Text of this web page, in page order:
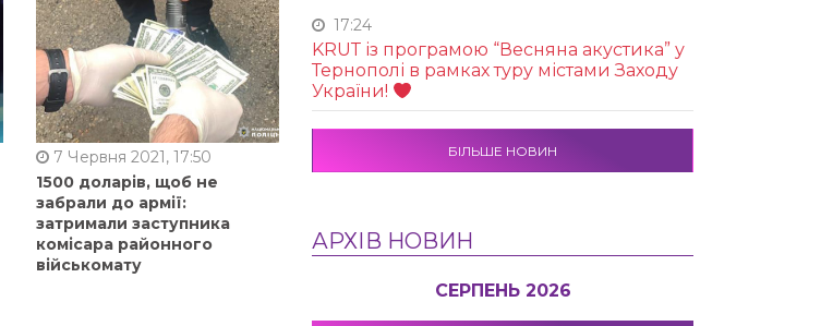
7 Червня 2021, 17:50
1500 доларів, щоб не
забрали до армії:
затримали заступника
комісара районного
військомату
17:24
KRUТ із програмою “Весняна акустика” у
Тернополі в рамках туру містами Заходу
України!
БІЛЬШЕ НОВИН
АРХІВ НОВИН
СЕРПЕНЬ 2026